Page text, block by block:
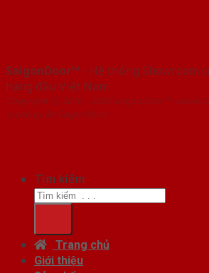
SaigonDoor™ - Hệ thống Showroom
hàng đầu Việt Nam
Copyright ⓒ 2016 – 2026 SaigonDoor™ -
vị chủ quản SaigonDoor
Tìm kiếm:
Trang chủ
Giới thiệu